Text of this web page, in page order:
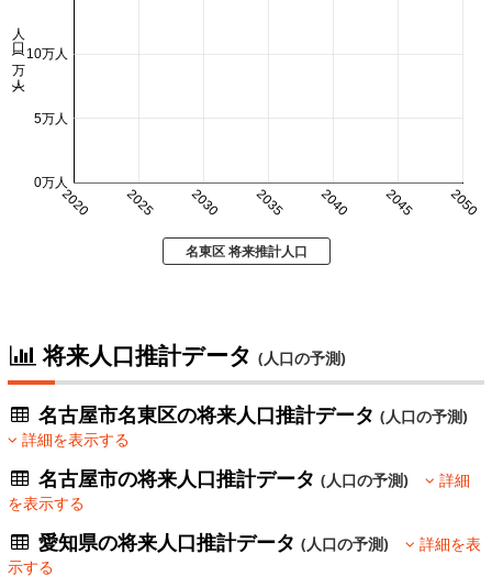
2020 2025 2030 2035 2040 2045 2050
0万人
5万人
10万人
人口 (万人)
名東区 将来推計人口
将来人口推計データ (人口の予測)
名古屋市名東区の将来人口推計データ(人口の予測)
詳細を表示する
名古屋市の将来人口推計データ(人口の予測)
詳細
を表示する
愛知県の将来人口推計データ(人口の予測)
詳細を表
示する